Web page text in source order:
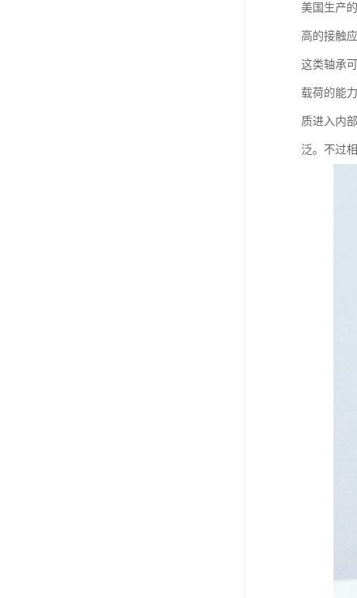
美国生产
高的接触
这类轴承
载荷的能
质进入内
泛。不过